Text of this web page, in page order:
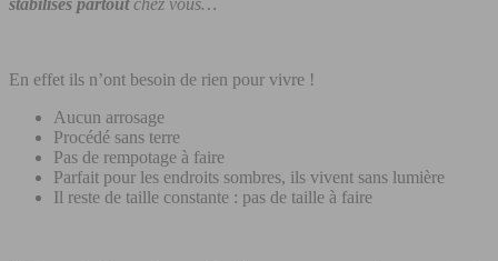
En effet ils n’ont besoin de rien pour vivre !
Aucun arrosage
Procédé sans terre
Pas de rempotage à faire
Parfait pour les endroits sombres, ils vivent sans lumière
Il reste de taille constante : pas de taille à faire